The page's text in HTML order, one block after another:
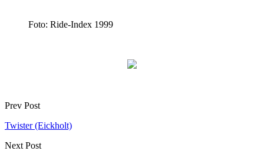
Foto: Ride-Index 1999
Prev Post
Twister (Eickholt)
Next Post